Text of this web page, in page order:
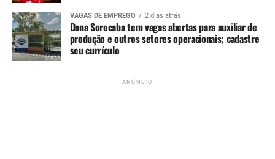
fãs deO Fantástico Jaspione admiradores do gênero
tokusatsu, especialmente no Brasil, onde a série marcou
gerações desde sua exibição na televisão.
VAGAS DE EMPREGO 2 dias atrás
Dana Sorocaba tem vagas abertas para auxiliar de
produção e outros setores operacionais; cadastre
seu currículo
ANÚNCIO